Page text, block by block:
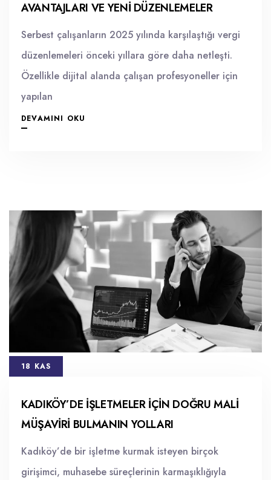
AVANTAJLARI VE YENI DÜZENLEMELER
Serbest çalışanların 2025 yılında karşılaştığı vergi
düzenlemeleri önceki yıllara göre daha netleşti.
Özellikle dijital alanda çalışan profesyoneller için
yapılan
DEVAMINI OKU
KADIKÖY’DE İŞLETMELER İÇIN DOĞRU MALI
MÜŞAVIRI BULMANIN YOLLARI
Kadıköy’de bir işletme kurmak isteyen birçok
girişimci, muhasebe süreçlerinin karmaşıklığıyla
18 KAS